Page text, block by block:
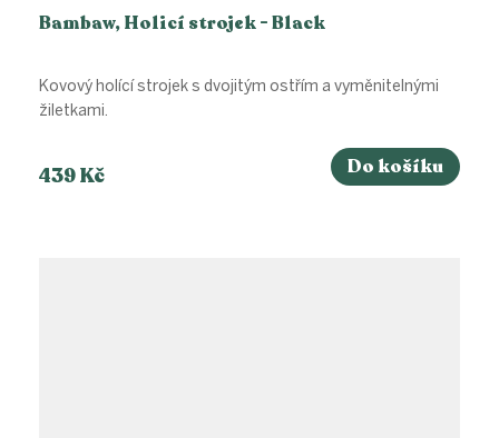
Bambaw, Holicí strojek - Black
439 Kč Do košíku
Kovový holící strojek s dvojitým ostřím a vyměnitelnými
žiletkami.